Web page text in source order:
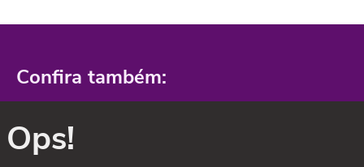
Confira também:
Ops!